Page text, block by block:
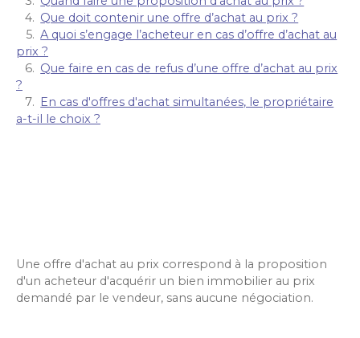
Que doit contenir une offre d’achat au prix ?
A quoi s’engage l’acheteur en cas d’offre d’achat au
prix ?
Que faire en cas de refus d’une offre d’achat au prix
?
En cas d'offres d'achat simultanées, le propriétaire
a-t-il le choix ?
Une offre d'achat au prix correspond à la proposition
d'un acheteur d'acquérir un bien immobilier au prix
demandé par le vendeur, sans aucune négociation.